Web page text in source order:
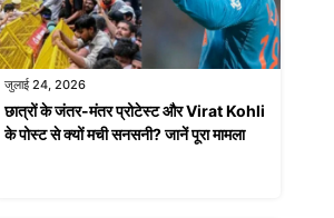
जुलाई 24, 2026
छात्रों के जंतर-मंतर प्रोटेस्ट और Virat Kohli
के पोस्ट से क्यों मची सनसनी? जानें पूरा मामला